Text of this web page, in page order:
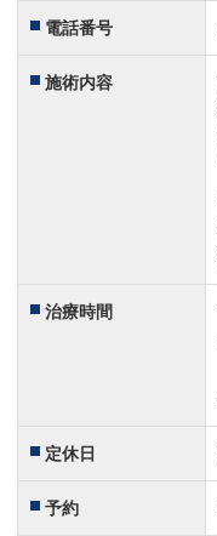
電話番号
施術内容
治療時間
定休日
予約